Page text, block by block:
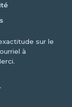
sur le
à